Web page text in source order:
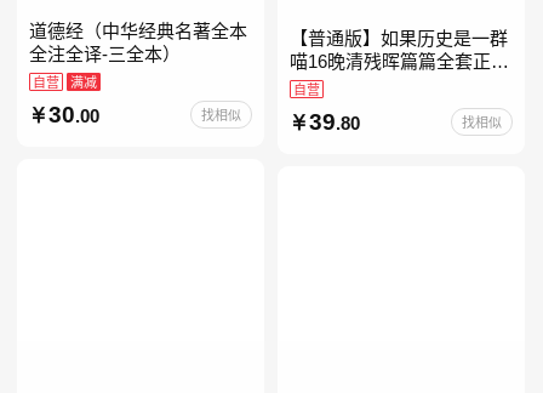
道德经（中华经典名著全本
全注全译-三全本）
自营 满减
30.00 找相似
【普通版】如果历史是一群
喵16晚清残晖篇篇全套正版
1-156册肥志著漫画8周年纪
念版套装3册小学生课外阅
读儿童西游喵知识
自营
39.80 找相似